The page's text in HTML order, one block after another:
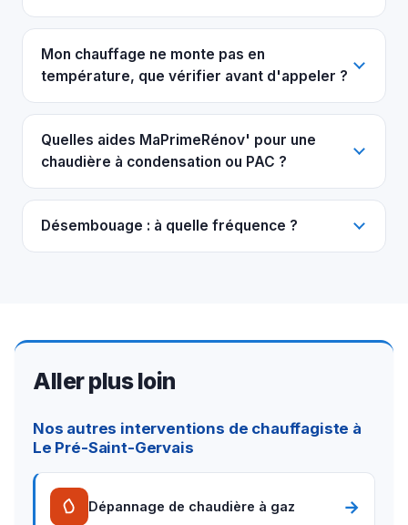
Mon chauffage ne monte pas en
température, que vérifier avant d'appeler ?
Quelles aides MaPrimeRénov' pour une
chaudière à condensation ou PAC ?
Désembouage : à quelle fréquence ?
Aller plus loin
Nos autres interventions de chauffagiste à
Le Pré-Saint-Gervais
Dépannage de chaudière à gaz →